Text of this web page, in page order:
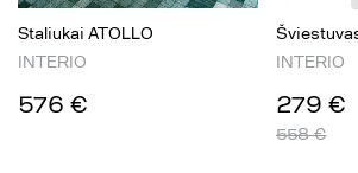
Staliukai ATOLLO
INTERIO
576 €
INTERIO
279 €
558 €